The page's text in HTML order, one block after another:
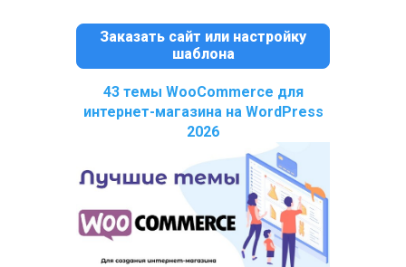
Заказать сайт или настройку
шаблона
43 темы WooCommerce для
интернет-магазина на WordPress
2026